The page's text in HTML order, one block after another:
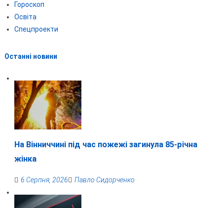
Гороскоп
Освіта
Спецпроекти
Останні новини
На Вінниччині під час пожежі загинула 85-річна
жінка
6 Серпня, 2026 Павло Сидорченко